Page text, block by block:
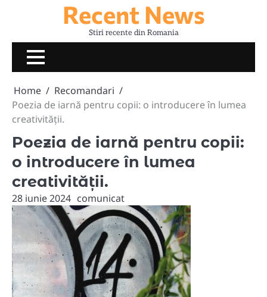
Recent News
Stiri recente din Romania
Home
Recomandari
Poezia de iarnă pentru copii: o introducere în lumea
creativității.
Poezia de iarnă pentru copii:
o introducere în lumea
creativității.
28 iunie 2024 comunicat